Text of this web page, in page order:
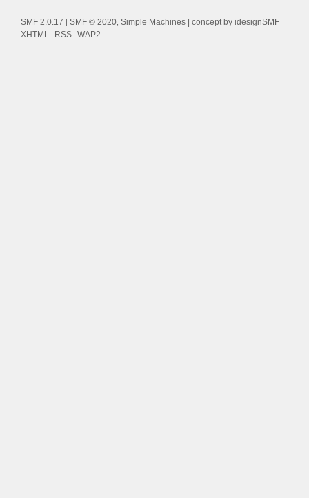
SMF 2.0.17 SMF © 2020 Simple Machines | concept by idesignSMF
XHTML
RSS WAP2